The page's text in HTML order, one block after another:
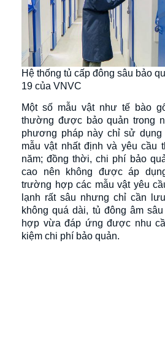
Hệ thống tủ cấp đông sâu bảo
19 của VNVC
Một số mẫu vật như tế bào
thường được bảo quản trong
phương pháp này chỉ sử dụng
mẫu vật nhất định và yêu cầu
năm; đồng thời, chi phí bảo
cao nên không được áp
trường hợp các mẫu vật yêu
lạnh rất sâu nhưng chỉ cần
không quá dài, tủ đông âm
hợp vừa đáp ứng được nhu
kiệm chi phí bảo quản.